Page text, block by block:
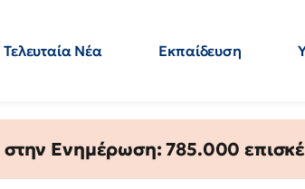
Τελευταία Νέα Εκπαίδευση
στην Ενημέρωση: 785.000